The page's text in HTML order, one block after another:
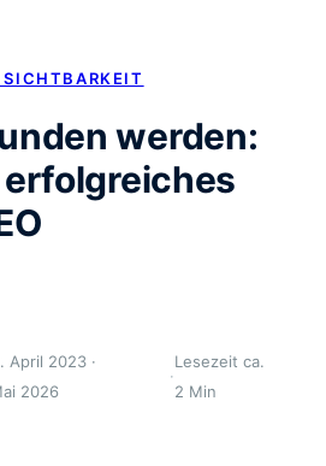
werden:
April 2023 ·
2026
·
Lesezeit ca.
2 Min